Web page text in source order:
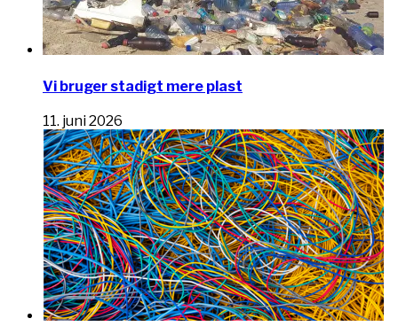
Vi bruger stadigt mere plast
11. juni 2026